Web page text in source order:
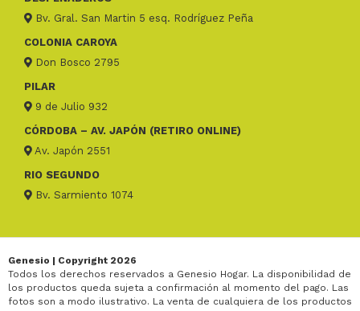
Bv. Gral. San Martin 5 esq. Rodríguez Peña
COLONIA CAROYA
Don Bosco 2795
PILAR
9 de Julio 932
CÓRDOBA – AV. JAPÓN (RETIRO ONLINE)
Av. Japón 2551
RIO SEGUNDO
Bv. Sarmiento 1074
Genesio | Copyright 2026
Todos los derechos reservados a Genesio Hogar. La disponibilidad de
los productos queda sujeta a confirmación al momento del pago. Las
fotos son a modo ilustrativo. La venta de cualquiera de los productos